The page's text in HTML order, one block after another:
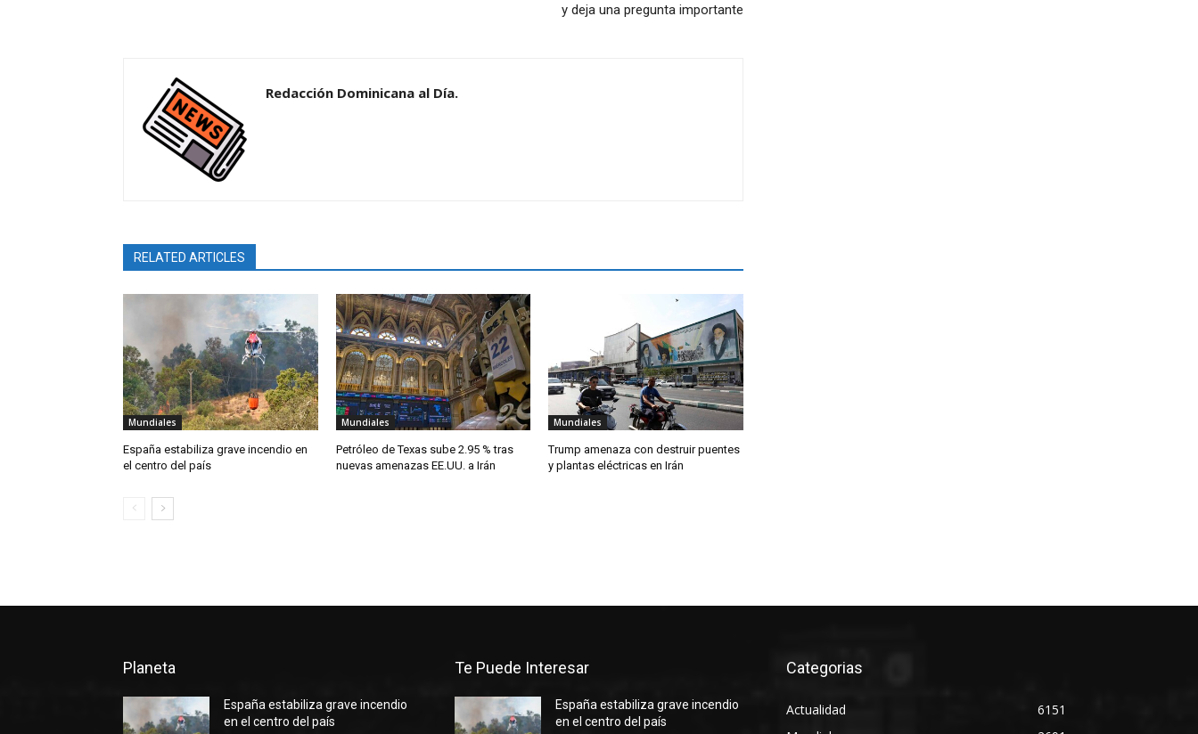
y deja una pregunta importante
Redacción Dominicana al Día.
RELATED ARTICLES
Mundiales
España estabiliza grave incendio en
el centro del país
Mundiales
Petróleo de Texas sube 2.95 % tras
nuevas amenazas EE.UU. a Irán
Mundiales
Trump amenaza con destruir puentes
y plantas eléctricas en Irán
Planeta
España estabiliza grave incendio
en el centro del país
Te Puede Interesar
España estabiliza grave incendio
en el centro del país
Categorias
Actualidad
6151